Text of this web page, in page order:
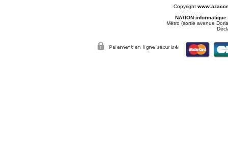
Copyright
NATION informatique
Métro (sortie avenue